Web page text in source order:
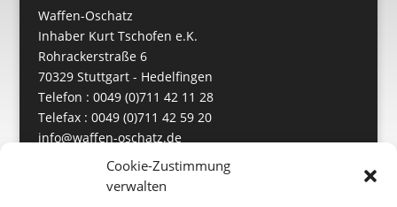
Cookie-Zustimmung
verwalten
Waffen-Oschatz
Inhaber Kurt Tschofen e.K.
Rohrackerstraße 6
70329 Stuttgart - Hedelfingen
Telefon : 0049 (0)711 42 11 28
Telefax : 0049 (0)711 42 59 20
info@waffen-oschatz.de
https://www.waffen-oschatz.de